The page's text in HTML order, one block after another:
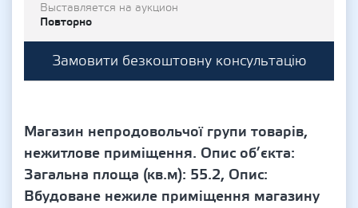
Выставляется на аукцион
Повторно
Замовити безкоштовну консультацію
Магазин непродовольчої групи товарів,
нежитлове приміщення. Опис об’єкта:
Загальна площа (кв.м): 55.2, Опис:
Вбудоване нежиле приміщення магазину